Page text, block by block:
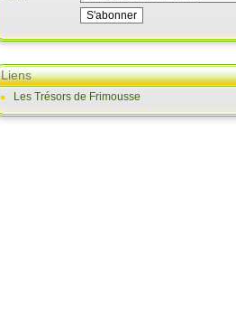
Liens
Les Trésors de Frimousse